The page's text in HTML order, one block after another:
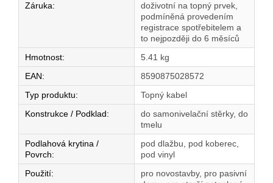
Záruka:
doživotní na topný prvek,
podmíněná provedením
registrace spotřebitelem a
to nejpozději do 6 měsíců
Hmotnost:
5.41 kg
EAN:
8590875028572
Typ produktu:
Topný kabel
Konstrukce / Podklad:
do samonivelační stěrky, do
tmelu
Podlahová krytina /
Povrch:
pod dlažbu, pod koberec,
pod vinyl
Použití:
pro novostavby, pro pasivní